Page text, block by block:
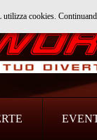
cookies.